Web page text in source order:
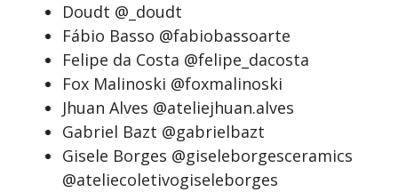
Doudt @_doudt
Fábio Basso @fabiobassoarte
Felipe da Costa @felipe_dacosta
Fox Malinoski @foxmalinoski
Jhuan Alves @ateliejhuan.alves
Gabriel Bazt @gabrielbazt
Gisele Borges @giseleborgesceramics
@ateliecoletivogiseleborges